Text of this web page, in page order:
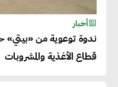
أخبار
ندوة توعوية من «بيتي»
قطاع الأغذية والمشروبات